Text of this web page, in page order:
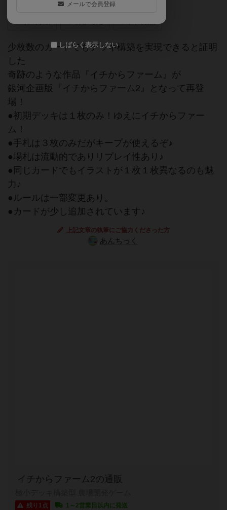
少枚数のカードでもデッキ構築を実現できると証明
した
奇跡のような作品『イチからファーム』が
銀河企画版『イチからファーム2』となって再登
場！
●初期デッキは１枚のみ！ゆえにイチからファー
ム！
●手札は３枚のみだがキープが使えるぞ♪
●場札は流動的でありリプレイ性あり♪
●同じカードでもイラストが１枚１枚異なるのも魅
力♪
●ルールは一部変更あり。
●カードが少し追加されています♪
上記文章の執筆にご協力くださった方
あんちっく
イチからファーム2の通販
残り1点
1～2営業日以内に発送
メールで会員登録
しばらく表示しない